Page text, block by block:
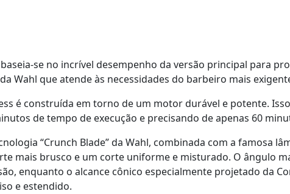
se no incrível desempenho da versão principal para
Wahl que atende às necessidades do barbeiro mais
é construída em torno de um motor durável e potente.
de tempo de execução e precisando de apenas 60
“Crunch Blade” da Wahl, combinada com a famosa
mais brusco e um corte uniforme e misturado. O ângulo
enquanto o alcance cônico especialmente projetado da
e estendido.